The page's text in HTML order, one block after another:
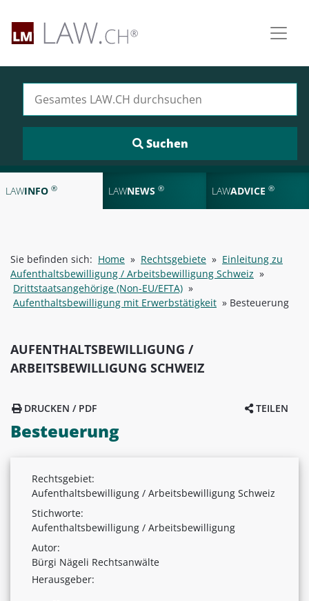
LAWINFO ® LAWNEWS ® LAWADVICE ®
Sie befinden sich: Home » Rechtsgebiete » Einleitung zu
Aufenthaltsbewilligung / Arbeitsbewilligung Schweiz »
Drittstaatsangehörige (Non-EU/EFTA) »
Aufenthaltsbewilligung mit Erwerbstätigkeit » Besteuerung
AUFENTHALTSBEWILLIGUNG /
ARBEITSBEWILLIGUNG SCHWEIZ
TEILEN
DRUCKEN / PDF
Besteuerung
Rechtsgebiet:
Aufenthaltsbewilligung / Arbeitsbewilligung Schweiz
Stichworte:
Aufenthaltsbewilligung / Arbeitsbewilligung
Autor:
Bürgi Nägeli Rechtsanwälte
Herausgeber: